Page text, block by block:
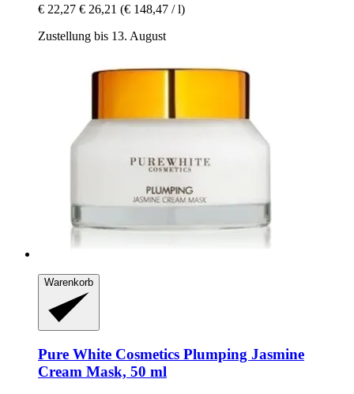
€ 22,27 € 26,21 (€ 148,47 / l)
Zustellung bis 13. August
Warenkorb
Pure White Cosmetics Plumping Jasmine
Cream Mask, 50 ml